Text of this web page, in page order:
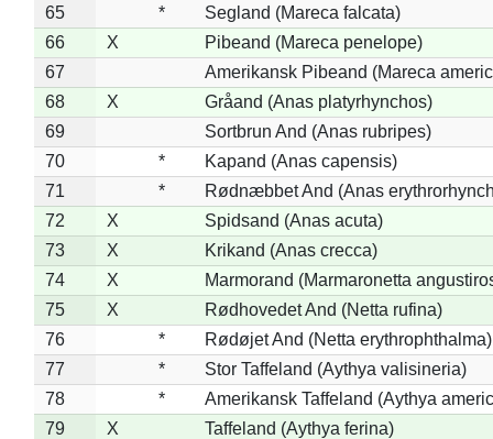
65
*
Segland (Mareca falcata)
66
X
Pibeand (Mareca penelope)
67
Amerikansk Pibeand (Mareca
68
X
Gråand (Anas platyrhynchos)
69
Sortbrun And (Anas rubripes)
70
*
Kapand (Anas capensis)
71
*
Rødnæbbet And (Anas
72
X
Spidsand (Anas acuta)
73
X
Krikand (Anas crecca)
74
X
Marmorand (Marmaronetta
75
X
Rødhovedet And (Netta rufina)
76
*
Rødøjet And (Netta erythrophthalma)
77
*
Stor Taffeland (Aythya valisineria)
78
*
Amerikansk Taffeland (Aythya
79
X
Taffeland (Aythya ferina)